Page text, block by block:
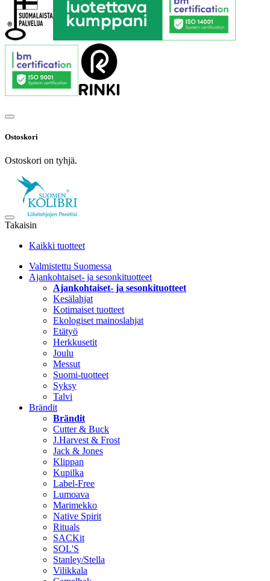
Ostoskori
Ostoskori on tyhjä.
Takaisin
Kaikki tuotteet
Valmistettu Suomessa
Ajankohtaiset- ja sesonkituotteet
Ajankohtaiset- ja sesonkituotteet
Kesälahjat
Kotimaiset tuotteet
Ekologiset mainoslahjat
Etätyö
Herkkusetit
Joulu
Messut
Suomi-tuotteet
Syksy
Talvi
Brändit
Brändit
Cutter & Buck
J.Harvest & Frost
Jack & Jones
Klippan
Kupilka
Label-Free
Lumoava
Marimekko
Native Spirit
Rituals
SACKit
SOL'S
Stanley/Stella
Vilikkala